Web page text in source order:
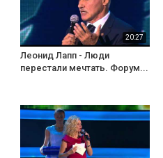
20:27
Леонид Лапп - Люди
перестали мечтать. Форум...